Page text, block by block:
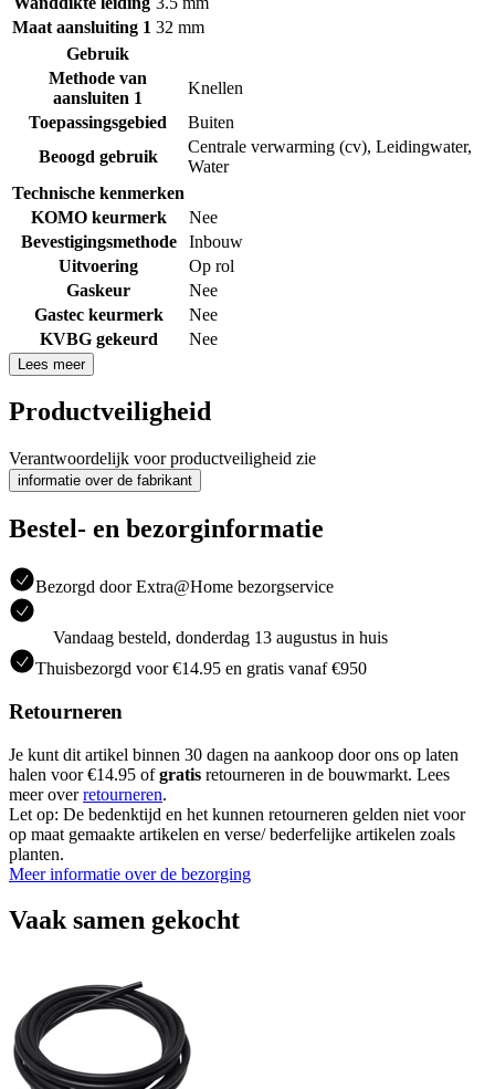
Maat aansluiting 1 32 mm
Gebruik
Methode van
aansluiten 1
Knellen
Toepassingsgebied
Buiten
Beoogd gebruik
Centrale verwarming (cv), Leidingwater,
Water
Technische kenmerken
KOMO keurmerk
Nee
Bevestigingsmethode
Inbouw
Uitvoering
Op rol
Gaskeur
Nee
Gastec keurmerk
Nee
KVBG gekeurd
Nee
Lees meer
Productveiligheid
Verantwoordelijk voor productveiligheid zie
informatie over de fabrikant
Bestel- en bezorginformatie
Bezorgd door Extra@Home bezorgservice
Vandaag besteld, donderdag 13 augustus in huis
Thuisbezorgd voor €14.95 en gratis vanaf €950
Retourneren
Je kunt dit artikel binnen 30 dagen na aankoop door ons op laten
halen voor €14.95 ofgratis retourneren in de bouwmarkt. Lees
meer overretourneren.
Let op: De bedenktijd en het kunnen retourneren gelden niet voor
op maat gemaakte artikelen en verse/ bederfelijke artikelen zoals
planten.
Meer informatie over de bezorging
Vaak samen gekocht